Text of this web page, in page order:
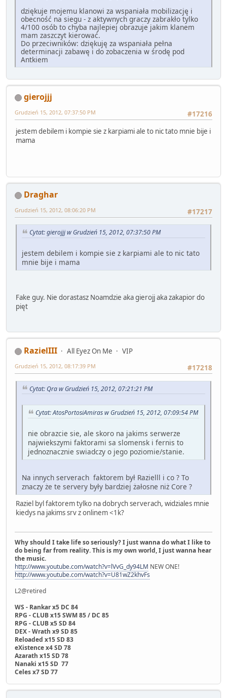
dziękuje mojemu klanowi za wspaniała mobilizację i
obecność na siegu - z aktywnych graczy zabrakło tylko
4/100 osób to chyba najlepiej obrazuje jakim klanem
mam zaszczyt kierować.
Do przeciwników: dziękuję za wspaniała pełna
determinacji zabawę i do zobaczenia w środę pod
Antkiem
gierojjj
#17216
Grudzień 15, 2012, 07:37:50 PM
jestem debilem i kompie sie z karpiami ale to nic tato mnie bije i
mama
Draghar
#17217
Grudzień 15, 2012, 08:06:20 PM
Cytat: gierojjj w Grudzień 15, 2012, 07:37:50 PM
jestem debilem i kompie sie z karpiami ale to nic tato
mnie bije i mama
Fake guy. Nie dorastasz Noamdzie aka gierojj aka zakapior do
pięt
RazielIII All Eyez On Me
VIP
#17218
Grudzień 15, 2012, 08:17:39 PM
Cytat: Qra w Grudzień 15, 2012, 07:21:21 PM
Cytat: AtosPortosiAmiras w Grudzień 15, 2012, 07:09:54 PM
nie obrazcie sie, ale skoro na jakims serwerze
najwiekszymi faktorami sa slomensk i fernis to
jednoznacznie swiadczy o jego poziomie/stanie.
Na innych serverach faktorem był Razielll i co ? To
znaczy że te servery były bardziej żałosne niż Core ?
Raziel byl faktorem tylko na dobrych serverach, widziales mnie
kiedys na jakims srv z onlinem <1k?
Why should I take life so seriously? I just wanna do what I like to
do being far from reality. This is my own world, I just wanna hear
the music.
http://www.youtube.com/watch?v=lVvG_dy94LM NEW ONE!
http://www.youtube.com/watch?v=U81wZ2khvFs
L2@retired
WS - Rankar x5 DC 84
RPG - CLUB x15 SWM 85 / DC 85
RPG - CLUB x5 SD 84
DEX - Wrath x9 SD 85
Reloaded x15 SD 83
eXistence x4 SD 78
Azarath x15 SD 78
Nanaki x15 SD 77
Celes x7 SD 77